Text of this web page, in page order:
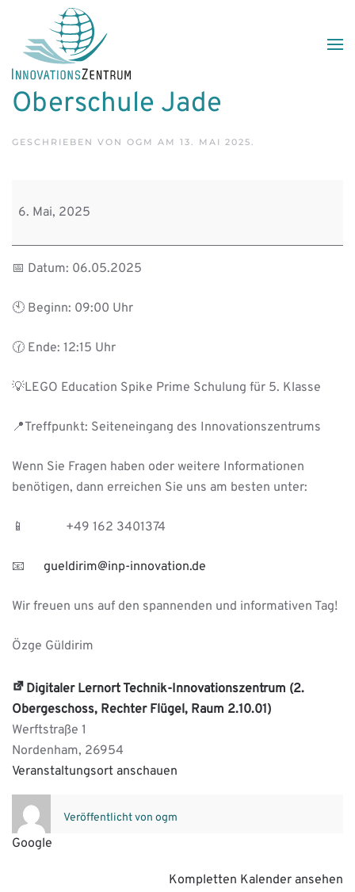
Skip to main content
Oberschule Jade
GESCHRIEBEN VON OGM AM 13. MAI 2025.
Jade
6. Mai, 2025
📅 Datum: 06.05.2025
🕙 Beginn: 09:00 Uhr
🕜 Ende: 12:15 Uhr
💡LEGO Education Spike Prime Schulung für 5. Klasse
📍Treffpunkt: Seiteneingang des Innovationszentrums
Wenn Sie Fragen haben oder weitere Informationen
benötigen, dann erreichen Sie uns am besten unter:
📱 +49 162 3401374
📧 gueldirim@inp-innovation.de
Wir freuen uns auf den spannenden und informativen Tag!
Özge Güldirim
Digitaler Lernort Technik-Innovationszentrum (2.
Obergeschoss, Rechter Flügel, Raum 2.10.01)
Werftstraße 1
Nordenham, 26954
Veranstaltungsort anschauen
Veröffentlicht von ogm
Google
Kompletten Kalender ansehen